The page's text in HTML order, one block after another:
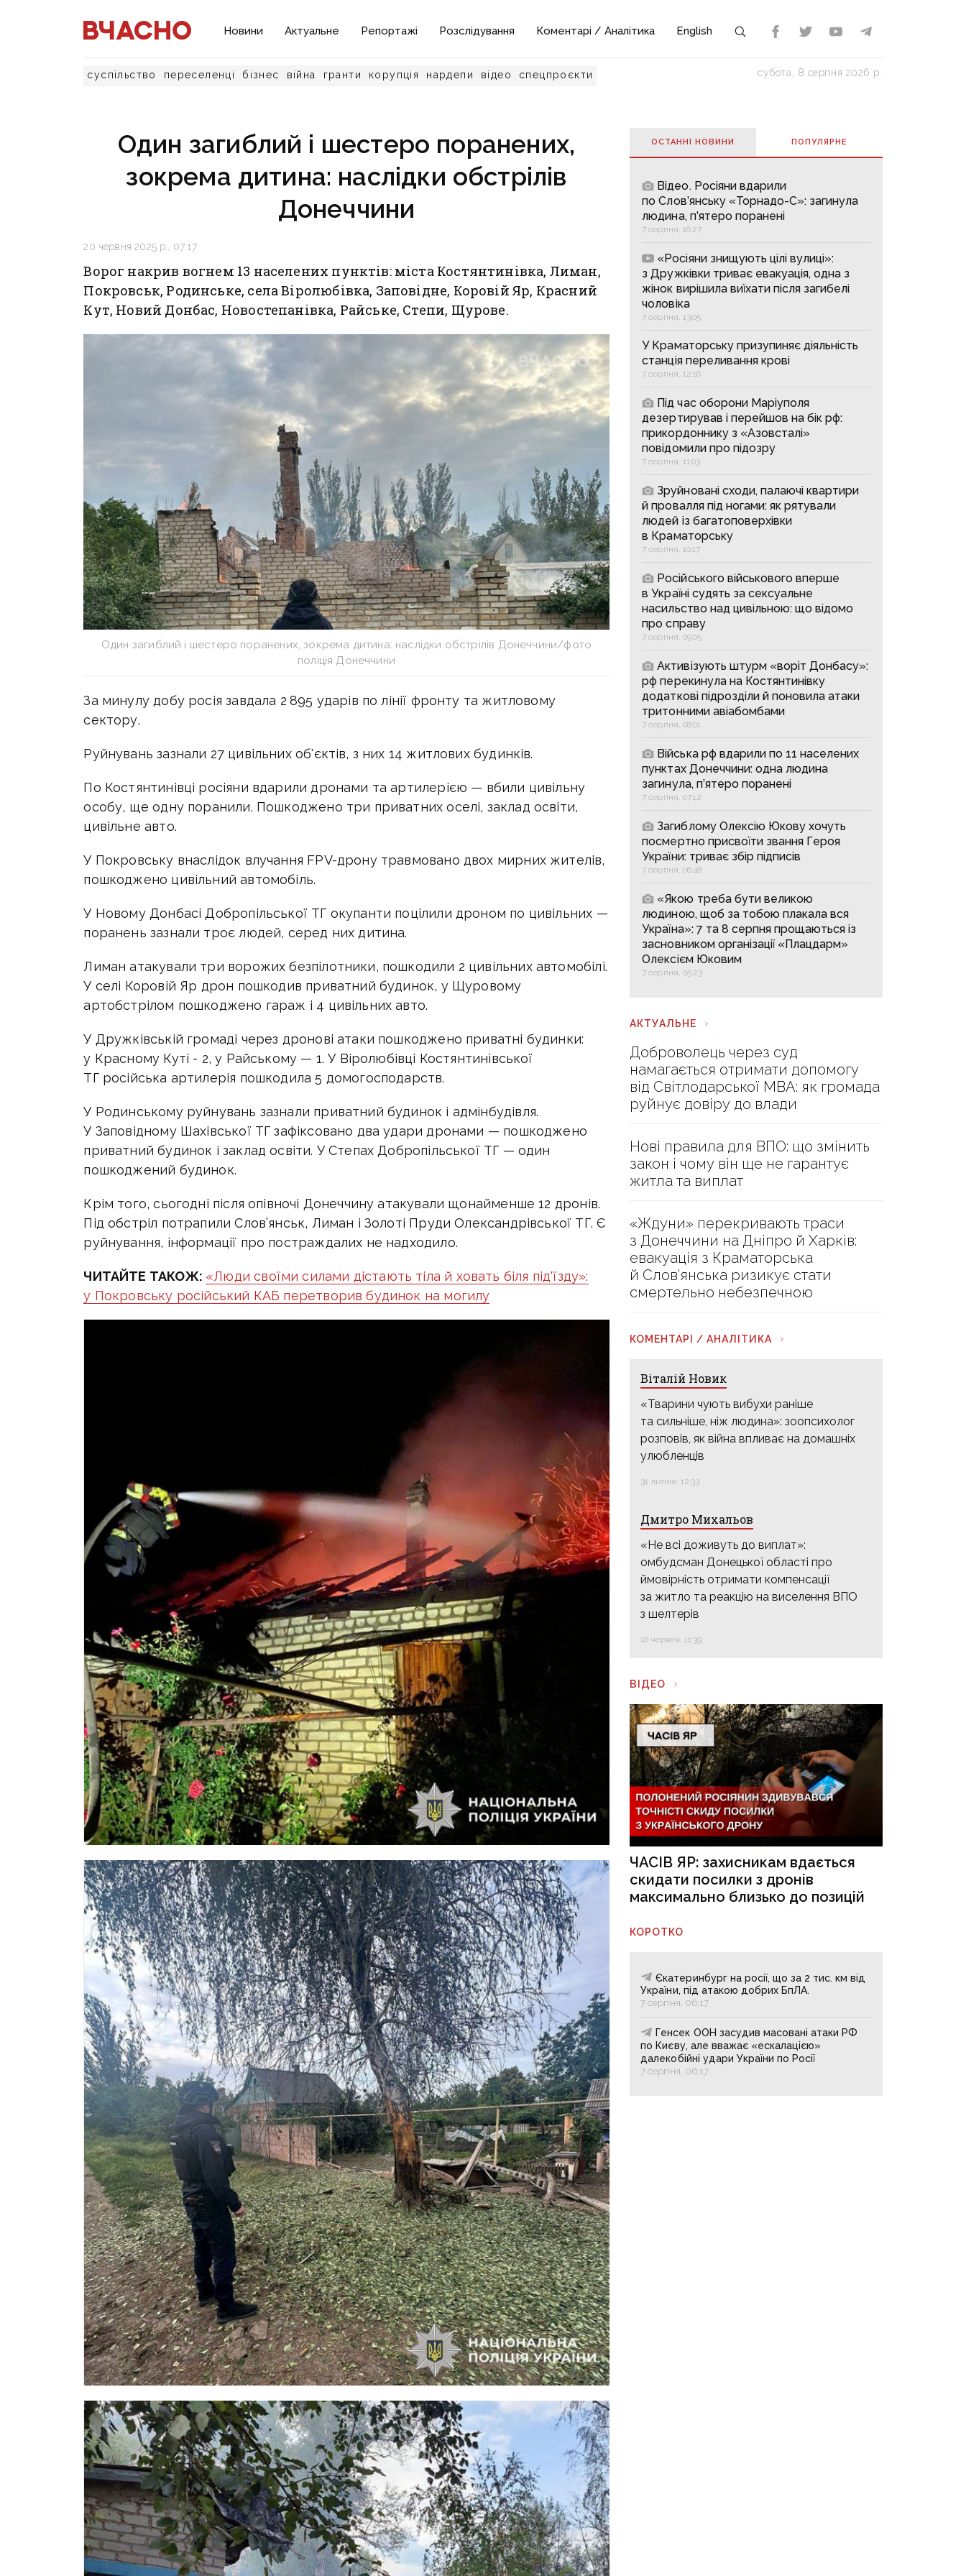
Новини Актуальне Репортажі Розслідування Коментарі / Аналітика English
суспільство переселенці бізнес війна гранти корупція нардепи відео спецпроєкти субота, 8 серпня 2026 р.
Один загиблий і шестеро поранених,
зокрема дитина: наслідки обстрілів
Донеччини
20 червня 2025 р., 07:17
Ворог накрив вогнем 13 населених пунктів: міста Костянтинівка, Лиман,
Покровськ, Родинське, села Віролюбівка, Заповідне, Коровій Яр, Красний
Кут, Новий Донбас, Новостепанівка, Райське, Степи, Щурове.
Один загиблий і шестеро поранених, зокрема дитина: наслідки обстрілів Донеччини/фото
поліція Донеччини
За минулу добу росія завдала 2 895 ударів по лінії фронту та житловому
сектору.
Руйнувань зазнали 27 цивільних об'єктів, з них 14 житлових будинків.
По Костянтинівці росіяни вдарили дронами та артилерією — вбили цивільну
особу, ще одну поранили. Пошкоджено три приватних оселі, заклад освіти,
цивільне авто.
У Покровську внаслідок влучання FPV-дрону травмовано двох мирних жителів,
пошкоджено цивільний автомобіль.
У Новому Донбасі Добропільської ТГ окупанти поцілили дроном по цивільних —
поранень зазнали троє людей, серед них дитина.
Лиман атакували три ворожих безпілотники, пошкодили 2 цивільних автомобілі.
У селі Коровій Яр дрон пошкодив приватний будинок, у Щуровому
артобстрілом пошкоджено гараж і 4 цивільних авто.
У Дружківській громаді через дронові атаки пошкоджено приватні будинки:
у Красному Куті - 2, у Райському — 1. У Віролюбівці Костянтинівської
ТГ російська артилерія пошкодила 5 домогосподарств.
У Родинському руйнувань зазнали приватний будинок і адмінбудівля.
У Заповідному Шахівської ТГ зафіксовано два удари дронами — пошкоджено
приватний будинок і заклад освіти. У Степах Добропільської ТГ — один
пошкоджений будинок.
Крім того, сьогодні після опівночі Донеччину атакували щонайменше 12 дронів.
Під обстріл потрапили Слов’янськ, Лиман і Золоті Пруди Олександрівської ТГ. Є
руйнування, інформації про постраждалих не надходило.
ЧИТАЙТЕ ТАКОЖ: «Люди своїми силами дістають тіла й ховать біля під'їзду»:
у Покровську російський КАБ перетворив будинок на могилу
ОСТАННІ НОВИНИ ПОПУЛЯРНE
Відео. Росіяни вдарили
по Слов’янську «Торнадо-С»: загинула
людина, п’ятеро поранені
7 серпня, 16:27
«Росіяни знищують цілі вулиці»:
з Дружківки триває евакуація, одна з
жінок вирішила виїхати після загибелі
чоловіка
7 серпня, 13:05
У Краматорську призупиняє діяльність
станція переливання крові
7 серпня, 12:16
Під час оборони Маріуполя
дезертирував і перейшов на бік рф:
прикордоннику з «Азовсталі»
повідомили про підозру
7 серпня, 11:03
Зруйновані сходи, палаючі квартири
й провалля під ногами: як рятували
людей із багатоповерхівки
в Краматорську
7 серпня, 10:17
Російського військового вперше
в Україні судять за сексуальне
насильство над цивільною: що відомо
про справу
7 серпня, 09:05
Активізують штурм «воріт Донбасу»:
рф перекинула на Костянтинівку
додаткові підрозділи й поновила атаки
тритонними авіабомбами
7 серпня, 08:01
Війська рф вдарили по 11 населених
пунктах Донеччини: одна людина
загинула, п’ятеро поранені
7 серпня, 07:12
Загиблому Олексію Юкову хочуть
посмертно присвоїти звання Героя
України: триває збір підписів
7 серпня, 06:48
«Якою треба бути великою
людиною, щоб за тобою плакала вся
Україна»: 7 та 8 серпня прощаються із
засновником організації «Плацдарм»
Олексієм Юковим
7 серпня, 05:23
АКТУАЛЬНЕ
Доброволець через суд
намагається отримати допомогу
від Світлодарської МВА: як громада
руйнує довіру до влади
Нові правила для ВПО: що змінить
закон і чому він ще не гарантує
житла та виплат
«Ждуни» перекривають траси
з Донеччини на Дніпро й Харків:
евакуація з Краматорська
й Слов’янська ризикує стати
смертельно небезпечною
КОМЕНТАРІ / АНАЛІТИКА
Віталій Новик
«Тварини чують вибухи раніше
та сильніше, ніж людина»: зоопсихолог
розповів, як війна впливає на домашніх
улюбленців
31 липня, 12:33
Дмитро Михальов
«Не всі доживуть до виплат»:
омбудсман Донецької області про
ймовірність отримати компенсації
за житло та реакцію на виселення ВПО
з шелтерів
16 червня, 11:39
ВІДЕО
ЧАСІВ ЯР: захисникам вдається
скидати посилки з дронів
максимально близько до позицій
КОРОТКО
Єкатеринбург на росії, що за 2 тис. км від
України, під атакою добрих БпЛА.
7 серпня, 06:17
Генсек ООН засудив масовані атаки РФ
по Києву, але вважає «ескалацією»
далекобійні удари України по Росії
7 серпня, 06:17